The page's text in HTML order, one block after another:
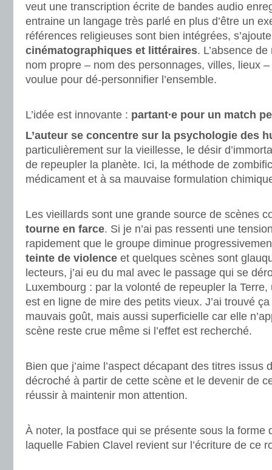
veut une transcription écrite de bandes audio
entraine un langage très parlé en plus d’être un
références religieuses sont bien intégrées,
cinématographiques et littéraires. L’absence
nom propre – nom des personnages, villes, lieux
voulue pour dé-personnifier l’ensemble.
L’idée est innovante : partant∙e pour un match
L’auteur se concentre sur la psychologie des
particulièrement sur la vieillesse, le désir
de repeupler la planète. Ici, la méthode de
médicament et à sa mauvaise formulation
Les vieillards sont une grande source de scènes
tourne en farce. Si je n’ai pas ressenti une
rapidement que le groupe diminue
teinte de violence et quelques scènes sont
lecteurs, j’ai eu du mal avec le passage qui se
Luxembourg : par la volonté de repeupler la
est en ligne de mire des petits vieux. J’ai trouvé
mauvais goût, mais aussi superficielle car elle
scène reste crue même si l’effet est recherché.
Bien que j’aime l’aspect décapant des titres issus
décroché à partir de cette scène et le devenir de
réussir à maintenir mon attention.
À noter, la postface qui se présente sous la forme
laquelle Fabien Clavel revient sur l’écriture de ce